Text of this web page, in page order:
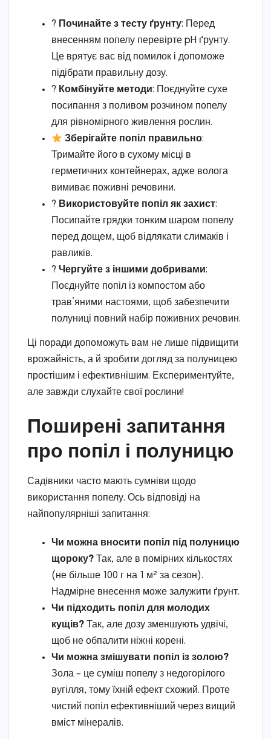
? Починайте з тесту ґрунту: Перед
внесенням попелу перевірте pH ґрунту.
Це врятує вас від помилок і допоможе
підібрати правильну дозу.
? Комбінуйте методи: Поєднуйте сухе
посипання з поливом розчином попелу
для рівномірного живлення рослин.
Зберігайте попіл правильно:
Тримайте його в сухому місці в
герметичних контейнерах, адже волога
вимиває поживні речовини.
?️ Використовуйте попіл як захист:
Посипайте грядки тонким шаром попелу
перед дощем, щоб відлякати слимаків і
равликів.
? Чергуйте з іншими добривами:
Поєднуйте попіл із компостом або
трав’яними настоями, щоб забезпечити
полуниці повний набір поживних речовин.
Ці поради допоможуть вам не лише підвищити
врожайність, а й зробити догляд за полуницею
простішим і ефективнішим. Експериментуйте,
але завжди слухайте свої рослини!
Поширені запитання
про попіл і полуницю
Садівники часто мають сумніви щодо
використання попелу. Ось відповіді на
найпопулярніші запитання:
Чи можна вносити попіл під полуницю
щороку? Так, але в помірних кількостях
(не більше 100 г на 1 м² за сезон).
Надмірне внесення може залужити ґрунт.
Чи підходить попіл для молодих
кущів? Так, але дозу зменшують удвічі,
щоб не обпалити ніжні корені.
Чи можна змішувати попіл із золою?
Зола – це суміш попелу з недогорілого
вугілля, тому їхній ефект схожий. Проте
чистий попіл ефективніший через вищий
вміст мінералів.